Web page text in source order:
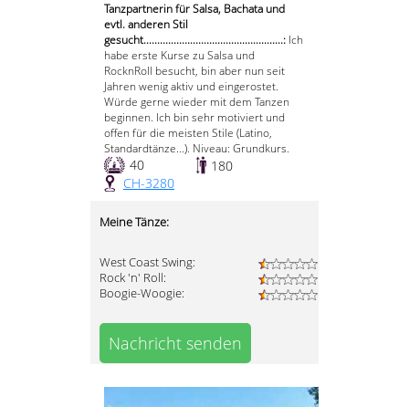
Tanzpartnerin für Salsa, Bachata und
evtl. anderen Stil
gesucht...................................................: Ich
habe erste Kurse zu Salsa und
RocknRoll besucht, bin aber nun seit
Jahren wenig aktiv und eingerostet.
Würde gerne wieder mit dem Tanzen
beginnen. Ich bin sehr motiviert und
offen für die meisten Stile (Latino,
Standardtänze...). Niveau: Grundkurs.
40
180
CH-3280
Meine Tänze:
West Coast Swing:
Rock 'n' Roll:
Boogie-Woogie:
Nachricht senden